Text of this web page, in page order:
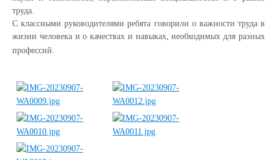
труда.
С классными руководителями ребята говорили о важности труда в
жизни человека и о качествах и навыках, необходимых для разных
профессий.